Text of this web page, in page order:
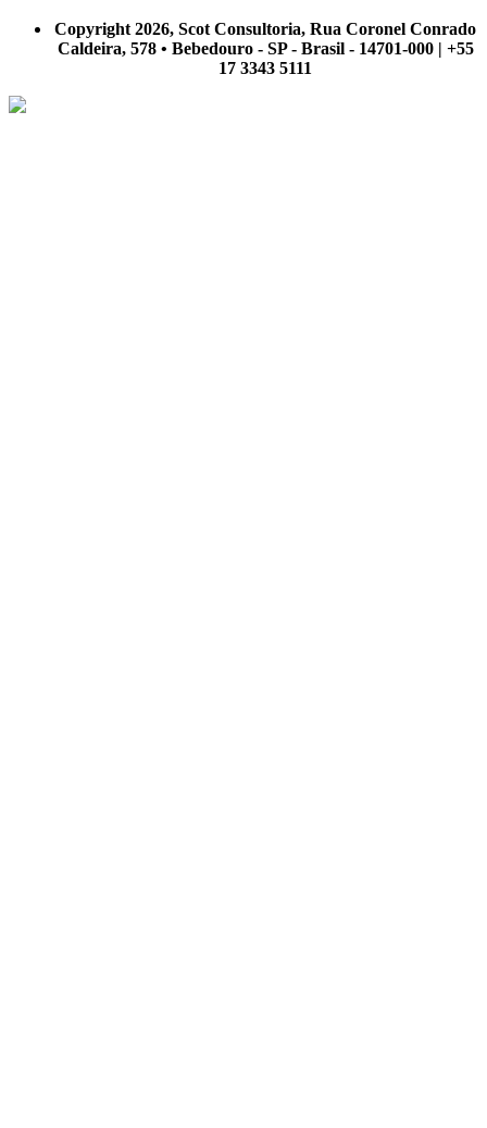
Copyright 2026, Scot Consultoria, Rua Coronel Conrado
Caldeira, 578 • Bebedouro - SP - Brasil - 14701-000 | +55
17 3343 5111